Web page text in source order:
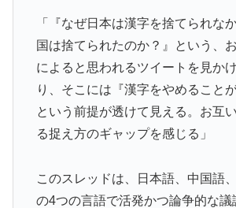
海外の反応：熊本の病院で手術中に熊
揺れの中でも患者を守った医師たちの
▶
海外「日本なんて行くんじゃなかっ
てしまったディズニー信者、帰国後『
事態に
決勝も調査すべきと主張！」→「英国
「『なぜ日本は漢字を捨てられな
国は捨てられたのか？』という、
によると思われるツイートを見か
り、そこには『漢字をやめること
という前提が透けて見える。お互
る捉え方のギャップを感じる」
このスレッドは、日本語、中国語
の4つの言語で活発かつ論争的な議